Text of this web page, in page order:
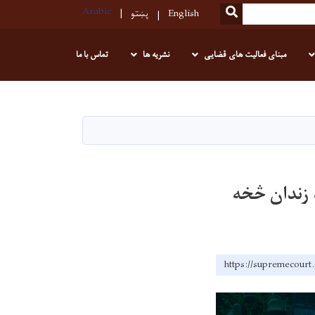
SEARCH
English پښتو Arabic
مبنای فعالیت های قضایی نشریه ها تماس با ما
زندان څخه
https://